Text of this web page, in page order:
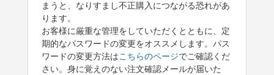
まうと、なりすまし不正購入につながる恐れがあ
ります。
お客様に厳重な管理をしていただくとともに、定
期的なパスワードの変更をオススメします。パス
ワードの変更方法はこちらのページでご確認くだ
さい。身に覚えのない注文確認メールが届いた